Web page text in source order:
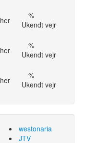
%
Ukendt vejr
%
Ukendt vejr
%
Ukendt vejr
westonaria
JTV